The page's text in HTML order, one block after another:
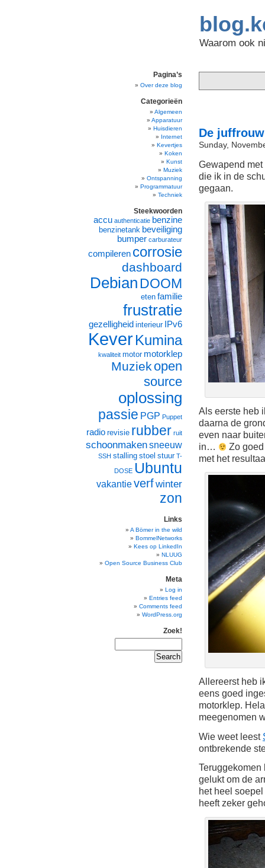
Waarom ook
De
Sunday,
Gewapend
die ik in de
gegaan.
Als eerste heb
daarna de
even naar
in…
Zo
met het
Allereerst heb
eens goed
motorklep.
meegenomen
Wie weet leest
ontbrekende
Teruggekomen
gelukt om de
het heel
heeft zeker
Pagina’s
Over deze blog
Categorieën
Algemeen
Apparatuur
Huisdieren
Internet
Kevertjes
Koken
Kunst
Muziek
Ontspanning
Programmatuur
Techniek
Steekwoorden
accu authenticatie benzine
benzinetank beveiliging
bumper carburateur
compileren corrosie
dashboard
DebianDOOM
eten familie
frustratie
gezelligheid interieur IPv6
KeverKumina
kwaliteit motor motorklep
Muziek open
source
oplossing
passie PGP Puppet
radio revisie rubber ruit
schoonmakensneeuw
SSH stalling stoel stuur T-
DOSE Ubuntu
vakantieverfwinter
zon
Links
A Bömer in the wild
BommelNetworks
Kees op LinkedIn
NLUUG
Open Source Business Club
Meta
Log in
Entries feed
Comments feed
WordPress.org
Zoek!